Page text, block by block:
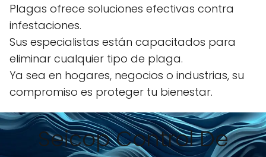
Plagas ofrece soluciones efectivas contra
infestaciones.
Sus especialistas están capacitados para
eliminar cualquier tipo de plaga.
Ya sea en hogares, negocios o industrias, su
compromiso es proteger tu bienestar.
Seicop Control De